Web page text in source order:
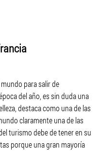
para salir de
del año, es sin duda una
destaca como una de las
claramente una de las
turismo debe de tener en su
porque una gran mayoría
SITIO WEB